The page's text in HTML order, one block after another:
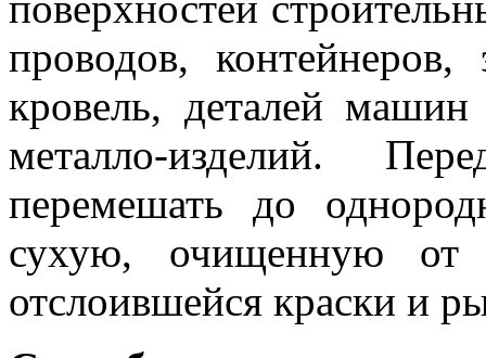
проводов,
кровель, деталей
металло-изделий.
перемешать до
сухую, очищенную от
отслоившейся краски и